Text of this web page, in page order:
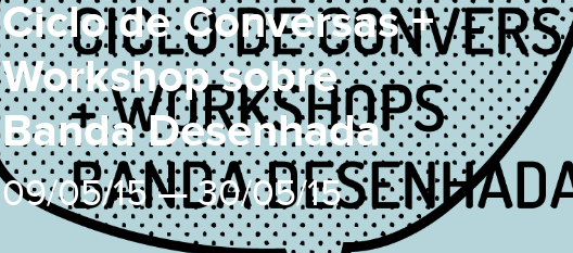
Ciclo de Conversas +
Workshop sobre
Banda Desenhada
09/05/15 — 30/05/15